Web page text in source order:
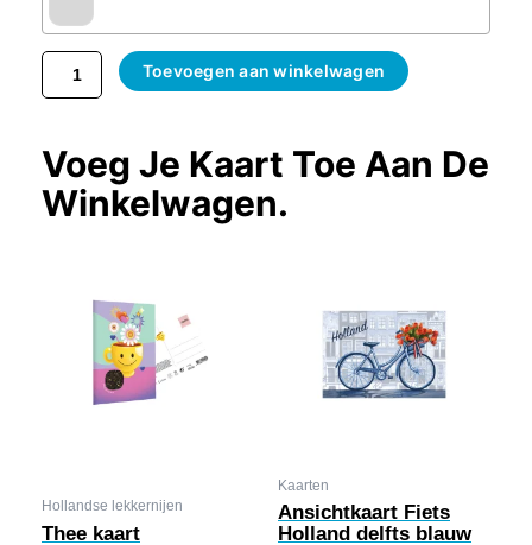
Toevoegen aan winkelwagen
Voeg Je Kaart Toe Aan De
Winkelwagen.
Hollandse lekkernijen
Thee kaart
Kaarten
Ansichtkaart Fiets
Holland delfts blauw